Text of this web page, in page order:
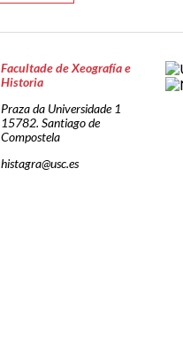
Facultade de Xeografía e
Historia
Praza da Universidade 1
15782. Santiago de
Compostela
histagra@usc.es